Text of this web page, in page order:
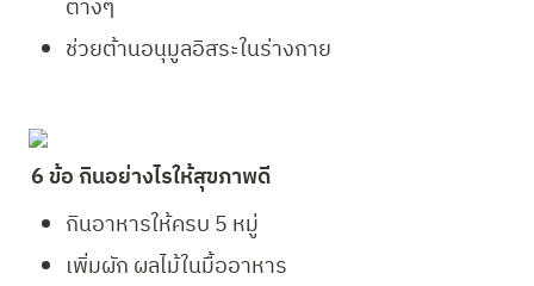
ต่างๆ
ช่วยต้านอนุมูลอิสระในร่างกาย
6 ข้อ กินอย่างไรให้สุขภาพดี
กินอาหารให้ครบ 5 หมู่
เพิ่มผัก ผลไม้ในมื้ออาหาร